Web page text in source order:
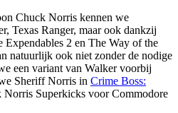
Chuck Norris kennen we
Texas Ranger, maar ook dankzij
2 en The Way of the
natuurlijk ook niet zonder de nodige
een variant van Walker voorbij
Sheriff Norris in Crime Boss:
Norris Superkicks voor Commodore